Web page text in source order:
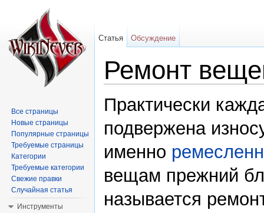
Ремонт
Практически
подвержена
именно
вещам прежний
называется
Статья Обсуждение
Все страницы
Новые страницы
Популярные страницы
Требуемые страницы
Категории
Требуемые категории
Свежие правки
Случайная статья
Инструменты